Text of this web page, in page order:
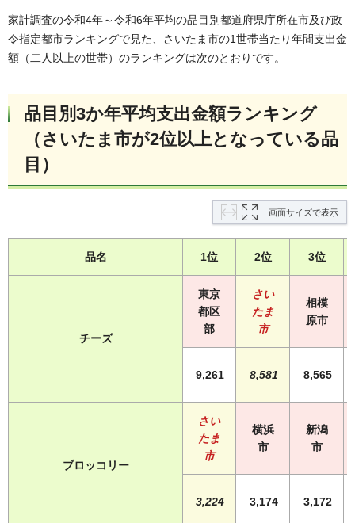
家計調査の令和4年～令和6年平均の品目別都道府県庁所在市及び政
令指定都市ランキングで見た、さいたま市の1世帯当たり年間支出金
額（二人以上の世帯）のランキングは次のとおりです。
品目別3か年平均支出金額ランキング
（さいたま市が2位以上となっている品
目）
画面サイズで表示
品名 1位 2位 3位
チーズ
東京
都区
部
さい
たま
市
相模
原市
9,261 8,581 8,565
ブロッコリー
さい
たま
市
横浜
市
新潟
市
3,224 3,174 3,172